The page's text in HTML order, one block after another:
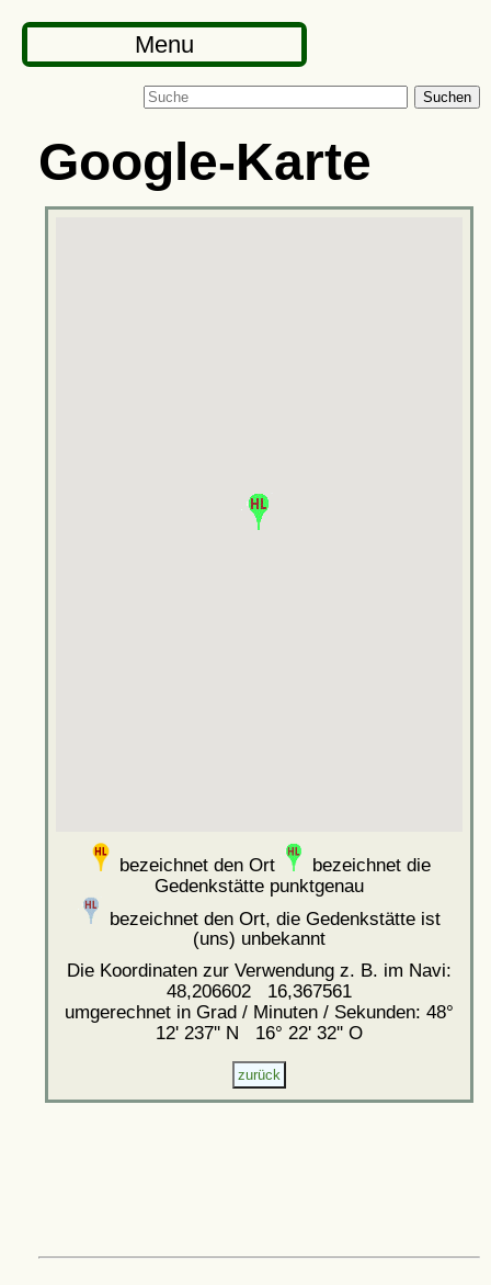
Menu
Suchen
Google-Karte
bezeichnet den Ort
bezeichnet die
Gedenkstätte punktgenau
bezeichnet den Ort, die Gedenkstätte ist
(uns) unbekannt
Die Koordinaten zur Verwendung z. B. im Navi:
48,206602 16,367561
umgerechnet in Grad / Minuten / Sekunden: 48°
12' 237'' N 16° 22' 32'' O